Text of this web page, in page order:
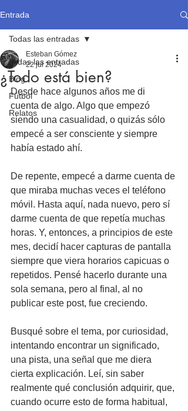
Entrada
Todas las entradas
Blog
Fútbol
Relatos
Todas las entradas
¿Todo está bien?
Esteban Gómez
22 jul 2024
Desde hace algunos años me di
cuenta de algo. Algo que empezó
siendo una casualidad, o quizás sólo
empecé a ser consciente y siempre
había estado ahí.
De repente, empecé a darme cuenta de
que miraba muchas veces el teléfono
móvil. Hasta aquí, nada nuevo, pero sí
darme cuenta de que repetía muchas
horas. Y, entonces, a principios de este
mes, decidí hacer capturas de pantalla
siempre que viera horarios capicuas o
repetidos. Pensé hacerlo durante una
sola semana, pero al final, al no
publicar este post, fue creciendo.
Busqué sobre el tema, por curiosidad,
intentando encontrar un significado,
una pista, una señal que me diera
cierta explicación. Leí, sin saber
realmente qué conclusión adquirir, que,
cuando ocurre esto de forma habitual,